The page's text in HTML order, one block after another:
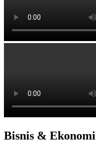
Bisnis & Ekonomi